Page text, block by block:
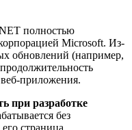
полностью
Microsoft. Из-
обновлений (например,
веб-приложения.
при разработке
без